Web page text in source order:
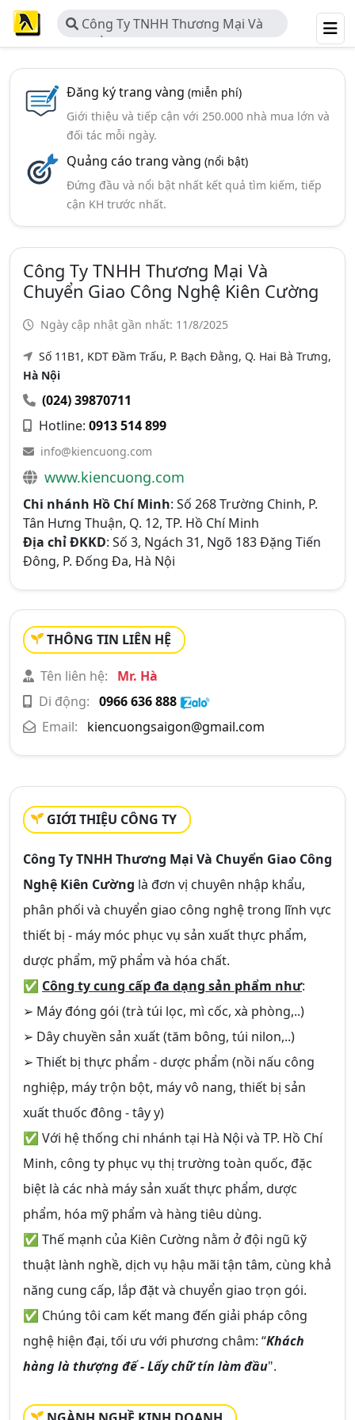
Công Ty TNHH Thương Mại Và
Chuyển Giao Công Nghệ Kiên
Đăng ký trang vàng (miễn phí)
Giới thiệu và tiếp cận với 250.000 nhà mua lớn và
đối tác mỗi ngày.
Quảng cáo trang vàng (nổi bật)
Đứng đầu và nổi bật nhất kết quả tìm kiếm, tiếp
cận KH trước nhất.
Công Ty TNHH Thương Mại Và
Chuyển Giao Công Nghệ Kiên Cường
Ngày cập nhật gần nhất: 11/8/2025
Số 11B1, KDT Đầm Trấu, P. Bạch Đằng, Q. Hai Bà Trưng,
Hà Nội
(024) 39870711
Hotline: 0913 514 899
info@kiencuong.com
www.kiencuong.com
Chi nhánh Hồ Chí Minh: Số 268 Trường Chinh, P.
Tân Hưng Thuận, Q. 12, TP. Hồ Chí Minh
Địa chỉ ĐKKD: Số 3, Ngách 31, Ngõ 183 Đặng Tiến
Đông, P. Đống Đa, Hà Nội
THÔNG TIN LIÊN HỆ
Tên liên hệ:
Mr. Hà
Di động: 0966 636 888
Email:
kiencuongsaigon@gmail.com
GIỚI THIỆU CÔNG TY
Công Ty TNHH Thương Mại Và Chuyển Giao Công
Nghệ Kiên Cường là đơn vị chuyên nhập khẩu,
phân phối và chuyển giao công nghệ trong lĩnh vực
thiết bị - máy móc phục vụ sản xuất thực phẩm,
dược phẩm, mỹ phẩm và hóa chất.
✅ Công ty cung cấp đa dạng sản phẩm như:
➢ Máy đóng gói (trà túi lọc, mì cốc, xà phòng,..)
➢ Dây chuyền sản xuất (tăm bông, túi nilon,..)
➢ Thiết bị thực phẩm - dược phẩm (nồi nấu công
nghiệp, máy trộn bột, máy vô nang, thiết bị sản
xuất thuốc đông - tây y)
✅ Với hệ thống chi nhánh tại Hà Nội và TP. Hồ Chí
Minh, công ty phục vụ thị trường toàn quốc, đặc
biệt là các nhà máy sản xuất thực phẩm, dược
phẩm, hóa mỹ phẩm và hàng tiêu dùng.
✅ Thế mạnh của Kiên Cường nằm ở đội ngũ kỹ
thuật lành nghề, dịch vụ hậu mãi tận tâm, cùng khả
năng cung cấp, lắp đặt và chuyển giao trọn gói.
✅ Chúng tôi cam kết mang đến giải pháp công
nghệ hiện đại, tối ưu với phương châm: “Khách
hàng là thượng đế - Lấy chữ tín làm đầu".